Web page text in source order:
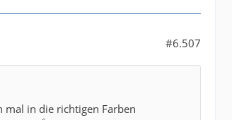
#6.507
mal in die richtigen Farben